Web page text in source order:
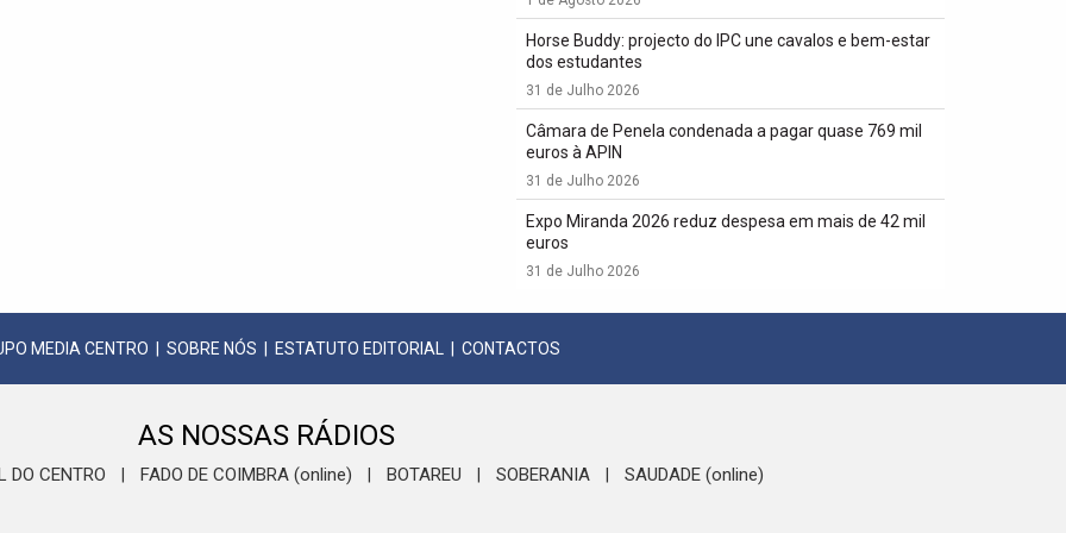
Horse Buddy: projecto do IPC une cavalos e bem-estar
dos estudantes
31 de Julho 2026
Câmara de Penela condenada a pagar quase 769 mil
euros à APIN
31 de Julho 2026
Expo Miranda 2026 reduz despesa em mais de 42 mil
euros
31 de Julho 2026
MEDIA CENTRO SOBRE NÓS ESTATUTO EDITORIAL CONTACTOS
AS NOSSAS RÁDIOS
DO CENTRO FADO DE COIMBRA (online) BOTAREU SOBERANIA SAUDADE (online)